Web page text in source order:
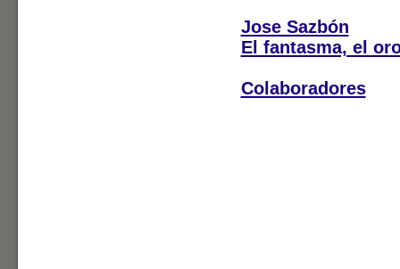
Jose Sazbón
El fantasma, el
Colaboradores